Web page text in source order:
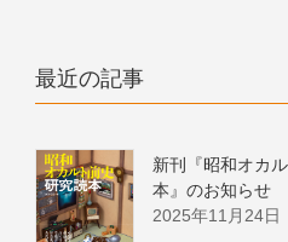
最近の記事
新刊『昭和オカ
本』のお知らせ
2025年11月24日